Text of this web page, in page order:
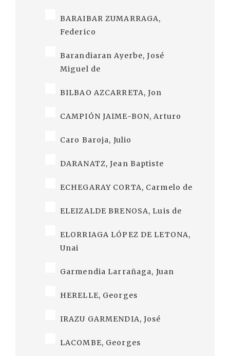
BARAIBAR ZUMARRAGA,
Federico
Barandiaran Ayerbe, José
Miguel de
BILBAO AZCARRETA, Jon
CAMPIÓN JAIME-BON, Arturo
Caro Baroja, Julio
DARANATZ, Jean Baptiste
ECHEGARAY CORTA, Carmelo de
ELEIZALDE BRENOSA, Luis de
ELORRIAGA LÓPEZ DE LETONA,
Unai
Garmendia Larrañaga, Juan
HERELLE, Georges
IRAZU GARMENDIA, José
LACOMBE, Georges